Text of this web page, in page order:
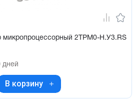
микропроцессорный 2ТРМ0-Н.У3.RS
дней
В корзину